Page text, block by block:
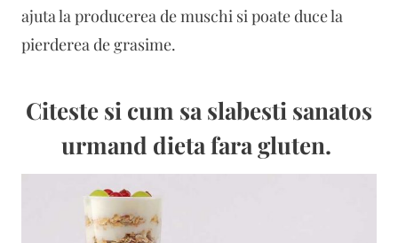
ajuta la producerea de muschi si poate duce la
pierderea de grasime.
Citeste si cum sa slabesti sanatos
urmand dieta fara gluten.